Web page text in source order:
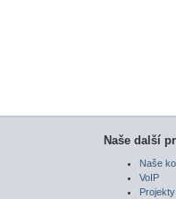
Naše další
Naše
VoIP
Projekty